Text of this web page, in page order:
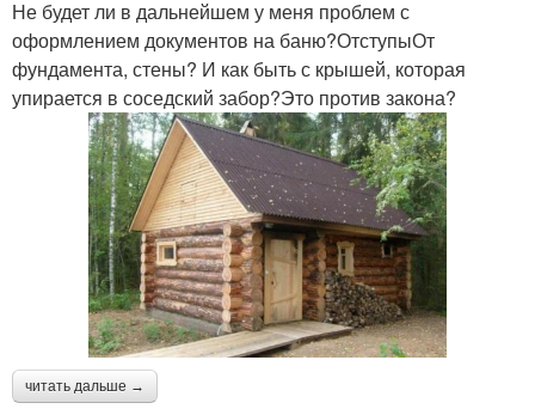
Не будет ли в дальнейшем у меня проблем с
оформлением документов на баню?ОтступыОт
фундамента, стены? И как быть с крышей, которая
упирается в соседский забор?Это против закона?
читать дальше →